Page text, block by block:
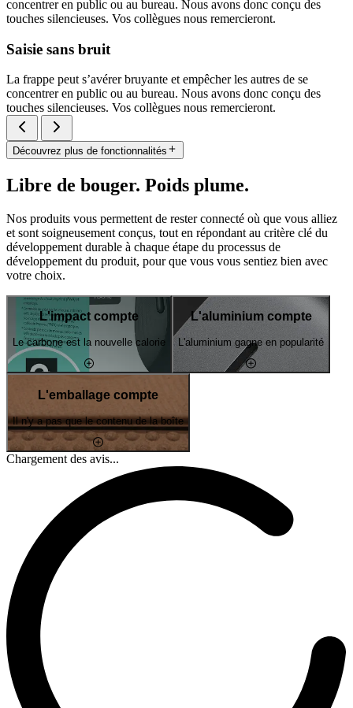
concentrer en public ou au bureau. Nous avons donc conçu des
touches silencieuses. Vos collègues nous remercieront.
Saisie sans bruit
La frappe peut s’avérer bruyante et empêcher les autres de se
concentrer en public ou au bureau. Nous avons donc conçu des
touches silencieuses. Vos collègues nous remercieront.
Découvrez plus de fonctionnalités
Libre de bouger. Poids plume.
Nos produits vous permettent de rester connecté où que vous alliez
et sont soigneusement conçus, tout en répondant au critère clé du
développement durable à chaque étape du processus de
développement du produit, pour que vous vous sentiez bien avec
votre choix.
L'impact compte
Le carbone est la nouvelle calorie
L'aluminium compte
L'aluminium gagne en popularité
L'emballage compte
Il n'y a pas que le contenu de la boîte
Chargement des avis...